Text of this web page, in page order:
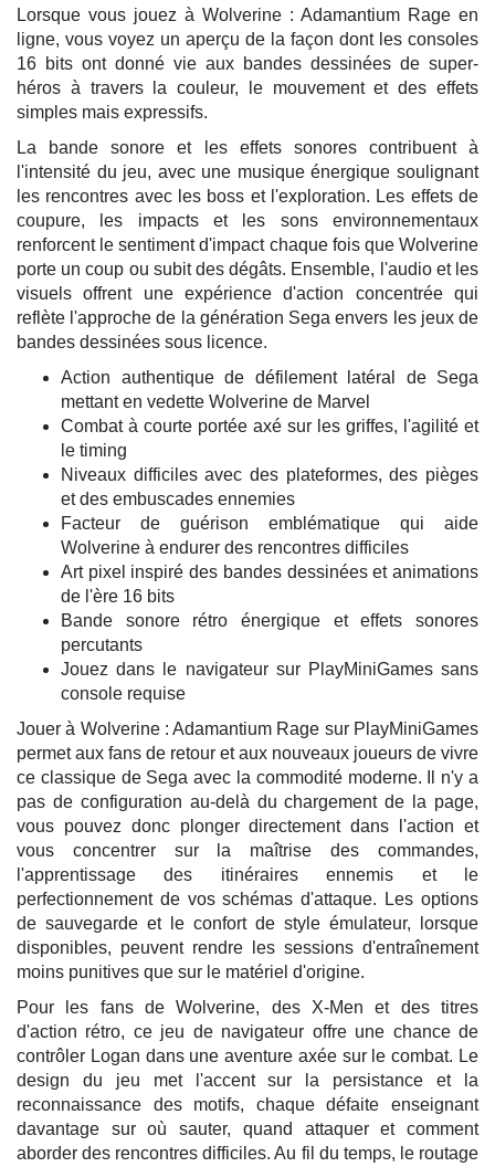
Lorsque vous jouez à Wolverine : Adamantium Rage en
ligne, vous voyez un aperçu de la façon dont les consoles
16 bits ont donné vie aux bandes dessinées de super-
héros à travers la couleur, le mouvement et des effets
simples mais expressifs.
La bande sonore et les effets sonores contribuent à
l'intensité du jeu, avec une musique énergique soulignant
les rencontres avec les boss et l'exploration. Les effets de
coupure, les impacts et les sons environnementaux
renforcent le sentiment d'impact chaque fois que Wolverine
porte un coup ou subit des dégâts. Ensemble, l'audio et les
visuels offrent une expérience d'action concentrée qui
reflète l'approche de la génération Sega envers les jeux de
bandes dessinées sous licence.
Action authentique de défilement latéral de Sega
mettant en vedette Wolverine de Marvel
Combat à courte portée axé sur les griffes, l'agilité et
le timing
Niveaux difficiles avec des plateformes, des pièges
et des embuscades ennemies
Facteur de guérison emblématique qui aide
Wolverine à endurer des rencontres difficiles
Art pixel inspiré des bandes dessinées et animations
de l'ère 16 bits
Bande sonore rétro énergique et effets sonores
percutants
Jouez dans le navigateur sur PlayMiniGames sans
console requise
Jouer à Wolverine : Adamantium Rage sur PlayMiniGames
permet aux fans de retour et aux nouveaux joueurs de vivre
ce classique de Sega avec la commodité moderne. Il n'y a
pas de configuration au-delà du chargement de la page,
vous pouvez donc plonger directement dans l'action et
vous concentrer sur la maîtrise des commandes,
l'apprentissage des itinéraires ennemis et le
perfectionnement de vos schémas d'attaque. Les options
de sauvegarde et le confort de style émulateur, lorsque
disponibles, peuvent rendre les sessions d'entraînement
moins punitives que sur le matériel d'origine.
Pour les fans de Wolverine, des X-Men et des titres
d'action rétro, ce jeu de navigateur offre une chance de
contrôler Logan dans une aventure axée sur le combat. Le
design du jeu met l'accent sur la persistance et la
reconnaissance des motifs, chaque défaite enseignant
davantage sur où sauter, quand attaquer et comment
aborder des rencontres difficiles. Au fil du temps, le routage